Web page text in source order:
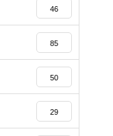
46
85
50
29